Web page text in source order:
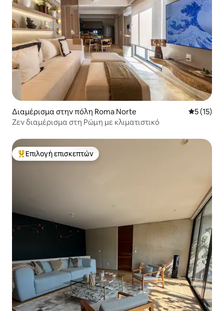
Διαμέρισμα στην πόλη Roma Norte Μέση
5 (15)
Ζεν διαμέρισμα στη Ρώμη με κλιματιστικό
Κορυφαία επιλογή επισκεπτών
Επιλογή επισκεπτών